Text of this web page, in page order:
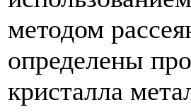
методом
определены
кристалла